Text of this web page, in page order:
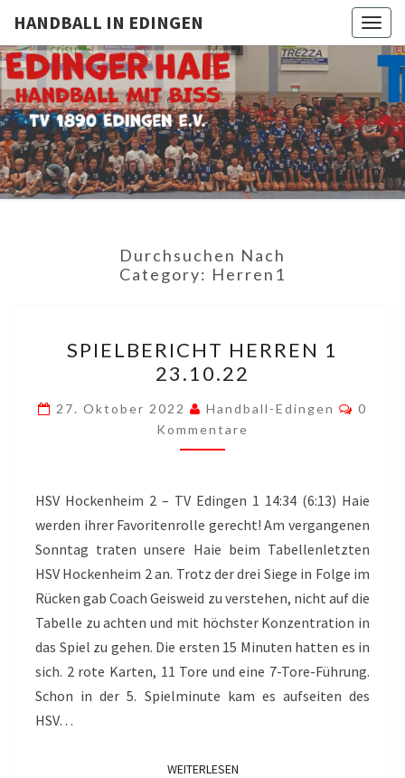
HANDBALL IN EDINGEN
IN
TV
1890
Edingen
Durchsuchen Nach
Category: Herren1
HERREN
1
23.10.22
SPIELBERICHT HERREN 1
23.10.22
27. Oktober 2022 Handball-Edingen
0
Kommentare
HSV Hockenheim 2 – TV Edingen 1 14:34 (6:13) Haie
werden ihrer Favoritenrolle gerecht! Am vergangenen
Sonntag traten unsere Haie beim Tabellenletzten
HSV Hockenheim 2 an. Trotz der drei Siege in Folge im
Rücken gab Coach Geisweid zu verstehen, nicht auf die
Tabelle zu achten und mit höchster Konzentration in
das Spiel zu gehen. Die ersten 15 Minuten hatten es in
sich. 2 rote Karten, 11 Tore und eine 7-Tore-Führung.
Schon in der 5. Spielminute kam es aufseiten des
HSV…
WEITERLESENWEITERLESEN